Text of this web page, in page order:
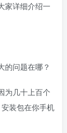
家详细介绍一
的问题在哪？
为几十上百个
装包在你手机